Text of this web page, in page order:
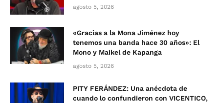
agosto 5, 2026
«Gracias a la Mona Jiménez hoy
tenemos una banda hace 30 años»: El
Mono y Maikel de Kapanga
agosto 5, 2026
PITY FERÁNDEZ: Una anécdota de
cuando lo confundieron con VICENTICO,